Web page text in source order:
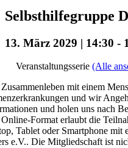
Selbsthilfegruppe
13. März 2029 | 14:30 -
Veranstaltungsserie (Alle
mit einem
und wir
und holen uns nach
Format erlaubt die
Tablet oder Smartphone
e.V.. Die Mitgliedschaft ist